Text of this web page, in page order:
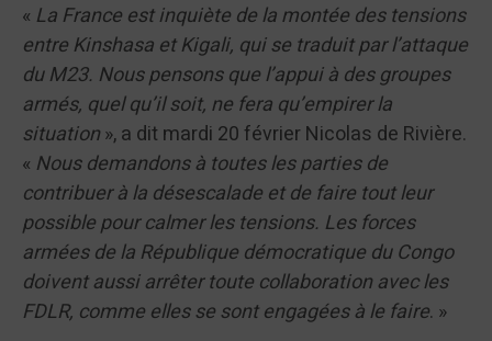
« La France est inquiète de la montée des tensions
entre Kinshasa et Kigali, qui se traduit par l’attaque
du M23. Nous pensons que l’appui à des groupes
armés, quel qu’il soit, ne fera qu’empirer la
situation», a dit mardi 20 février Nicolas de Rivière.
« Nous demandons à toutes les parties de
contribuer à la désescalade et de faire tout leur
possible pour calmer les tensions. Les forces
armées de la République démocratique du Congo
doivent aussi arrêter toute collaboration avec les
FDLR, comme elles se sont engagées à le faire. »